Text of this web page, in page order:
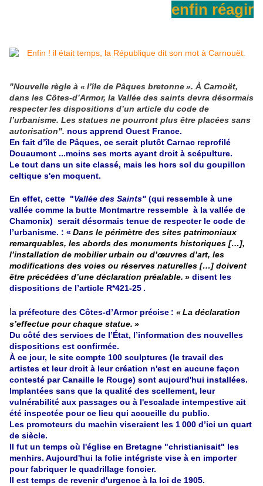
enfin réagir
"Nouvelle règle à « l’île de Pâques bretonne ». À Carnoët,
dans les Côtes-d’Armor, la Vallée des saints devra désormais
respecter les dispositions d’un article du code de
l’urbanisme. Les statues ne pourront plus être placées sans
autorisation". nous apprend Ouest France.
En fait d’île de Pâques, ce serait plutôt Carnac reprofilé
Douaumont ...moins ses morts ayant droit à scépulture.
Le tout dans un site classé, mais les hors sol du goupillon
celtique s'en moquent.
En effet, cette "Vallée des Saints" (qui ressemble à une
vallée comme la butte Montmartre ressemble à la vallée de
Chamonix) serait désormais tenue de respecter le code de
l’urbanisme. : « Dans le périmètre des sites patrimoniaux
remarquables, les abords des monuments historiques […],
l’installation de mobilier urbain ou d’œuvres d’art, les
modifications des voies ou réserves naturelles […] doivent
être précédées d’une déclaration préalable. » disent les
dispositions de l’article R*421-25 .
a préfecture des Côtes-d’Armor précise : « La déclaration
s’effectue pour chaque statue. »
Du côté des services de l’État, l’information des nouvelles
dispositions est confirmée.
À ce jour, le site compte 100 sculptures (le travail des
artistes et leur droit à leur création n'est en aucune façon
contesté par Canaille le Rouge) sont aujourd'hui installées.
Implantées sans que la qualité des scellement, leur
vulnérabilité aux passages ou à l'escalade intempestive ait
été inspectée pour ce lieu qui accueille du public.
Les promoteurs du machin viseraient les 1 000 d’ici un quart
de siècle.
Il fut un temps où l'église en Bretagne "christianisait" les
menhirs. Aujourd'hui la folie intégriste vise à en importer
pour fabriquer le quadrillage foncier.
Il est temps de revenir d'urgence à la loi de 1905.